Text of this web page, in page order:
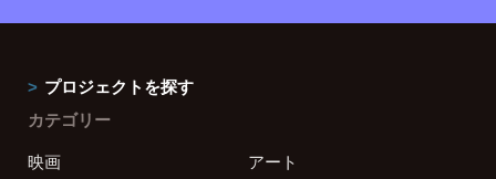
プロジェクトを探す
カテゴリー
映画
アート